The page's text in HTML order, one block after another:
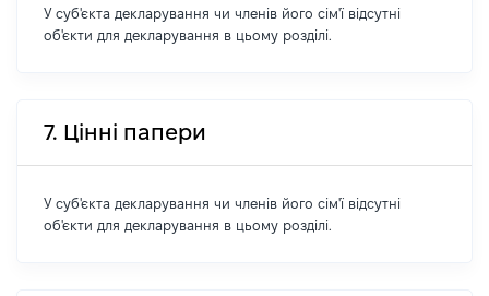
У суб'єкта декларування чи членів його сім'ї відсутні
об'єкти для декларування в цьому розділі.
7. Цінні папери
У суб'єкта декларування чи членів його сім'ї відсутні
об'єкти для декларування в цьому розділі.